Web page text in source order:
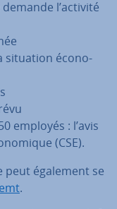
l’activité
situation éco­no­
employés : l’avis
(CSE).
peut également se
.